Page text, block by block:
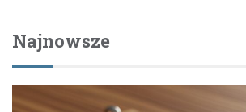
Najnowsze